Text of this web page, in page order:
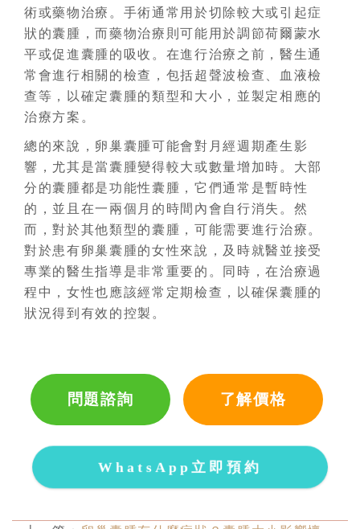
術或藥物治療。手術通常用於切除較大或引起症
狀的囊腫，而藥物治療則可能用於調節荷爾蒙水
平或促進囊腫的吸收。在進行治療之前，醫生通
常會進行相關的檢查，包括超聲波檢查、血液檢
查等，以確定囊腫的類型和大小，並製定相應的
治療方案。
總的來說，卵巢囊腫可能會對月經週期產生影
響，尤其是當囊腫變得較大或數量增加時。大部
分的囊腫都是功能性囊腫，它們通常是暫時性
的，並且在一兩個月的時間內會自行消失。然
而，對於其他類型的囊腫，可能需要進行治療。
對於患有卵巢囊腫的女性來說，及時就醫並接受
專業的醫生指導是非常重要的。同時，在治療過
程中，女性也應該經常定期檢查，以確保囊腫的
狀況得到有效的控製。
問題諮詢 了解價格
WhatsApp立即預約